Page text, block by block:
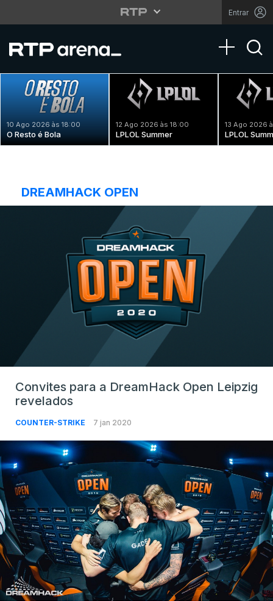
Entrar
Toggle
10 Ago 2026 às 18:00
O Resto é Bola
12 Ago 2026 às 18:00
LPLOL Summer
13 Ago 2026
LPLOL
DREAMHACK OPEN
Convites para a DreamHack Open Leipzig
revelados
COUNTER-STRIKE 7 jan 2020